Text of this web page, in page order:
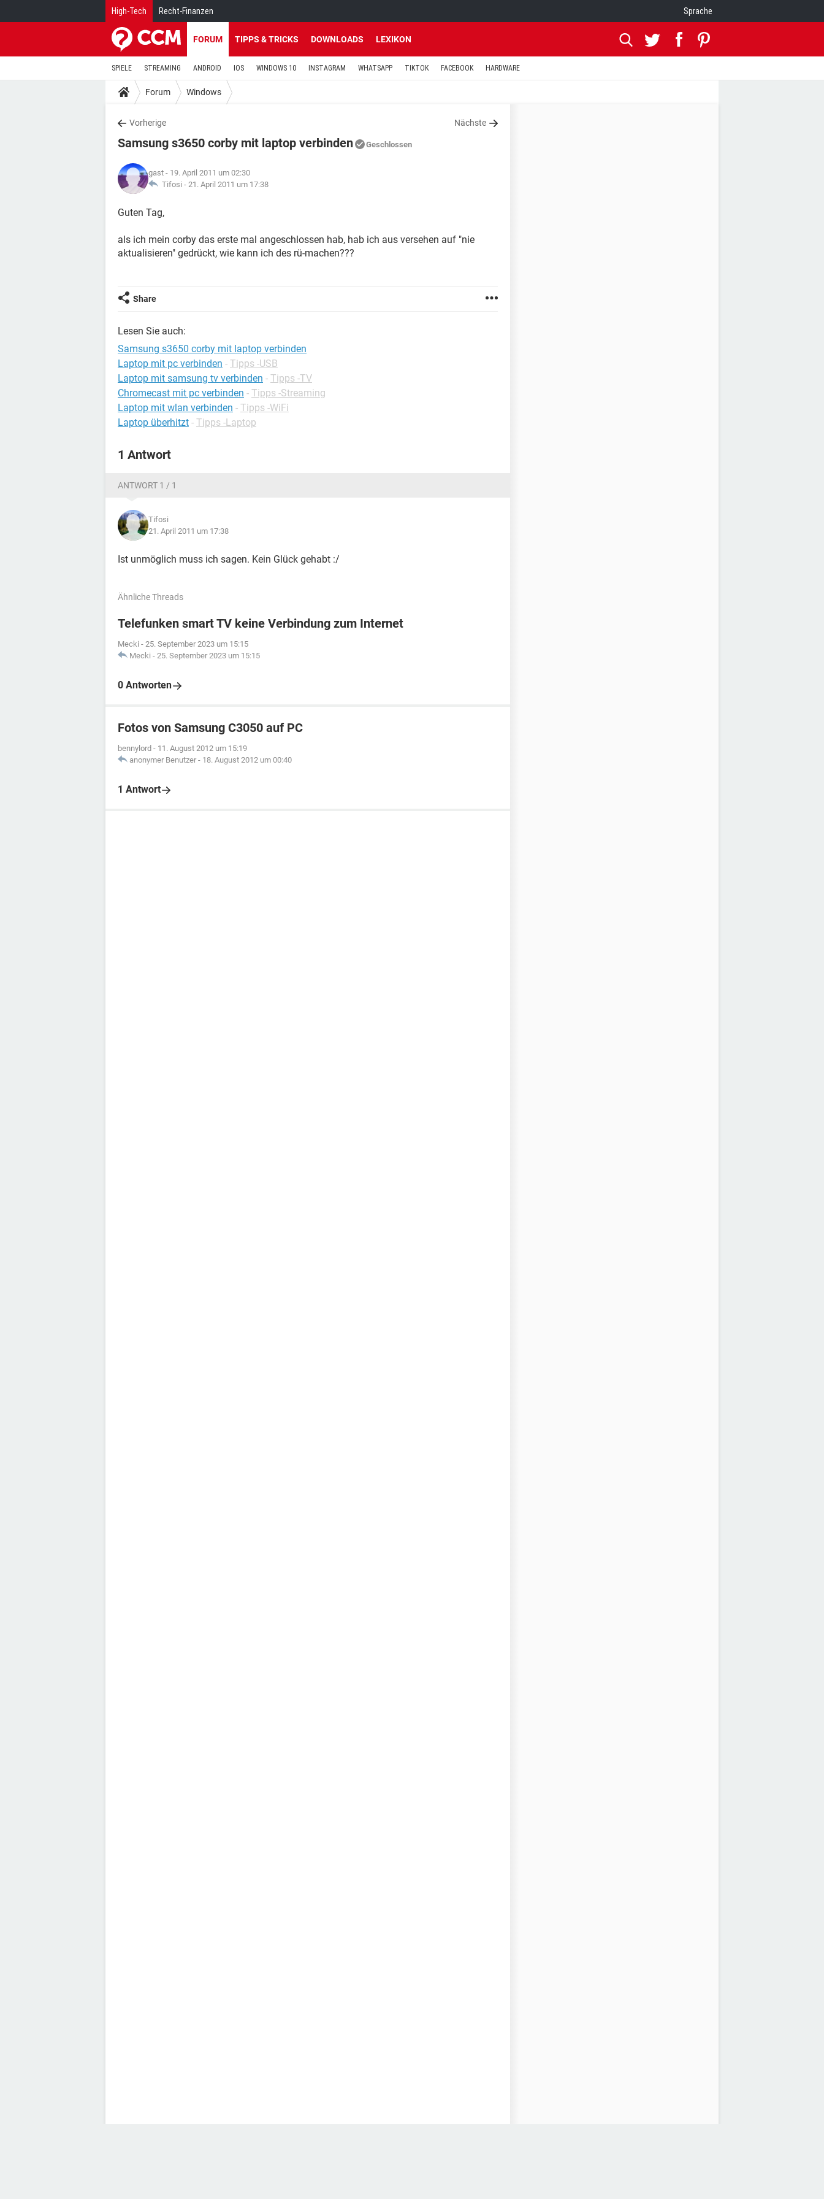
High-Tech Recht-Finanzen Sprache
FORUM TIPPS & TRICKS DOWNLOADS LEXIKON
SPIELE STREAMING ANDROID IOS WINDOWS 10 INSTAGRAM WHATSAPP TIKTOK FACEBOOK HARDWARE
Forum Windows
Vorherige Nächste
Samsung s3650 corby mit laptop verbinden Geschlossen
gast - 19. April 2011 um 02:30
Tifosi - 21. April 2011 um 17:38
Guten Tag,
als ich mein corby das erste mal angeschlossen hab, hab ich aus versehen auf "nie
aktualisieren" gedrückt, wie kann ich des rü-machen???
Share
Lesen Sie auch:
Samsung s3650 corby mit laptop verbinden
Laptop mit pc verbinden - Tipps -USB
Laptop mit samsung tv verbinden - Tipps -TV
Chromecast mit pc verbinden - Tipps -Streaming
Laptop mit wlan verbinden - Tipps -WiFi
Laptop überhitzt - Tipps -Laptop
1 Antwort
ANTWORT 1 / 1
Tifosi
21. April 2011 um 17:38
Ist unmöglich muss ich sagen. Kein Glück gehabt :/
Ähnliche Threads
Telefunken smart TV keine Verbindung zum Internet
Mecki - 25. September 2023 um 15:15
Mecki - 25. September 2023 um 15:15
0 Antworten
Fotos von Samsung C3050 auf PC
bennylord - 11. August 2012 um 15:19
anonymer Benutzer - 18. August 2012 um 00:40
1 Antwort